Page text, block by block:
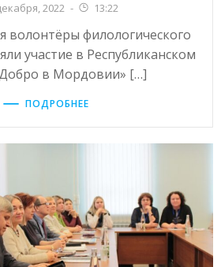
2022 - 13:22
волонтёры филологического
участие в Республиканском
в Мордовии» […]
ПОДРОБНЕЕ